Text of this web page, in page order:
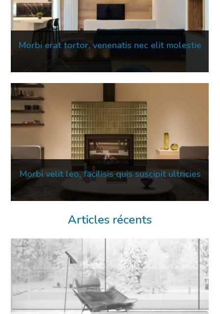
Morbi erat tortor, venenatis nec elit molestie
16 Mar 2023
Morbi velit leo, facilisis quis suscipit ultricies
02 Mar 2023
Articles récents